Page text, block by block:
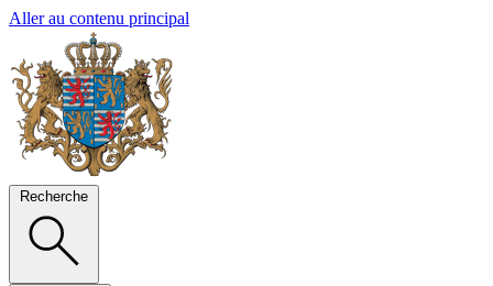
Aller au contenu principal
Recherche